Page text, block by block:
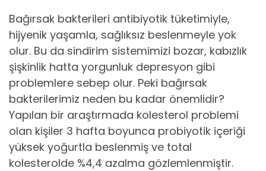
Bağırsak bakterileri antibiyotik tüketimiyle,
hijyenik yaşamla, sağlıksız beslenmeyle yok
olur. Bu da sindirim sistemimizi bozar, kabızlık
şişkinlik hatta yorgunluk depresyon gibi
problemlere sebep olur. Peki bağırsak
bakterilerimiz neden bu kadar önemlidir?
Yapılan bir araştırmada kolesterol problemi
olan kişiler 3 hafta boyunca probiyotik içeriği
yüksek yoğurtla beslenmiş ve total
kolesterolde %4,4 azalma gözlemlenmiştir.